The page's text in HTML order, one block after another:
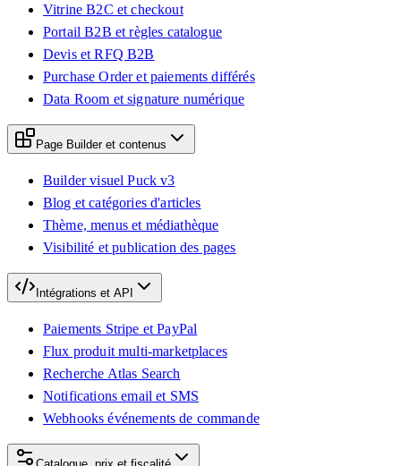
Vitrine B2C et checkout
Portail B2B et règles catalogue
Devis et RFQ B2B
Purchase Order et paiements différés
Data Room et signature numérique
Page Builder et contenus
Builder visuel Puck v3
Blog et catégories d'articles
Thème, menus et médiathèque
Visibilité et publication des pages
Intégrations et API
Paiements Stripe et PayPal
Flux produit multi-marketplaces
Recherche Atlas Search
Notifications email et SMS
Webhooks événements de commande